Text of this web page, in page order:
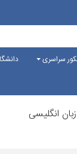
سراسری
زبان انگلیسی